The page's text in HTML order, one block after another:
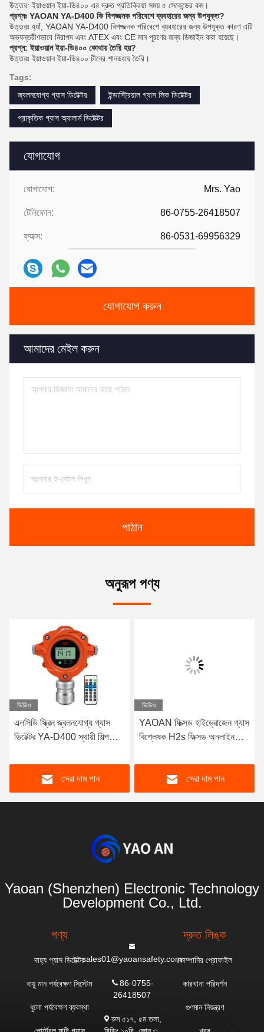
যোগাযোগ
যোগাযোগ: Mrs. Yao
টেলিফোন: 86-0755-26418507
ফ্যাক্স: 86-0531-69956329
যোগাযোগ করুন
আমাদের মেইল ​​করুন
পাঠান
উত্তর: ইয়াওয়ান ইয়া-ডি৪০০ এর দ্রুত প্রতিক্রিয়া সময় ৫ সেকেন্ডের কম।
প্রশ্নঃ YAOAN YA-D400 কি বিপজ্জনক পরিবেশে ব্যবহারের জন্য উপযুক্ত?
উত্তরঃ হ্যাঁ, YAOAN YA-D400 বিপজ্জনক পরিবেশে ব্যবহারের জন্য উপযুক্ত কারণ এটি
অভ্যন্তরীণভাবে নিরাপদ এবং ATEX এবং CE মান পূরণের জন্য ডিজাইন করা হয়েছে।
প্রশ্ন: ইয়াওয়ান ইয়া-ডি৪০০ কোথায় তৈরি হয়?
উত্তরঃ ইয়াওয়ান ইয়া-ডি৪০০ চীনের শানডংয়ে তৈরি।
Tags:
জ্বলনযোগ্য গ্যাস ডিটেক্টর
ইন্ডাস্ট্রিয়াল গ্যাস লিক ডিটেক্টর
প্রাকৃতিক গ্যাস অ্যালার্ম ডিটেক্টর
অনুরূপ পণ্য
ভিডিও
এলসিডি স্ক্রিন জ্বলনযোগ্য গ্যাস
ডিটেক্টর YA-D400 স্থায়ী শিল্প
সেরা দাম পান
ভিডিও
YAOAN ফিক্সড হাইড্রোজেন গ্যাস
বিশ্লেষক H2s ফিক্সড অনলাইন
সেরা দাম পান
Yaoan (Shenzhen) Electronic Technology
Development Co., Ltd.
পণ্য
দাহ্য গ্যাস ডিটেক্টর
বায়ু মান পর্যবেক্ষণ সিস্টেম
ধুলো পর্যবেক্ষণ ব্যবস্থা
sales01@yaoansafety.com
86-0755-
26418507
রুম ৫১৭, ৫ম তলা,
দ্রুত লিঙ্ক
কোম্পানির প্রোফাইল
কারখানা পরিদর্শন
গুণমান নিয়ন্ত্রণ